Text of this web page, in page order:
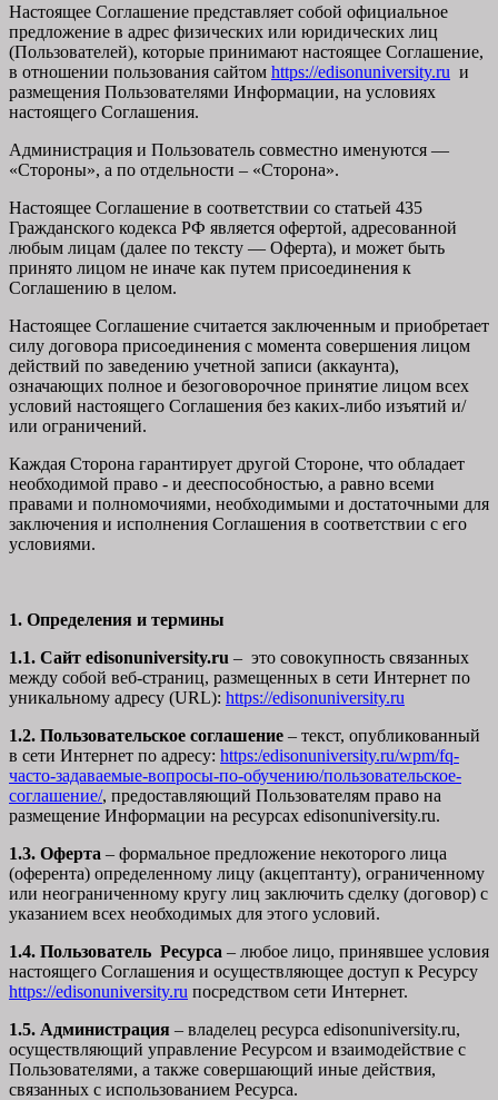
Настоящее Соглашение представляет собой официальное
предложение в адрес физических или юридических лиц
(Пользователей), которые принимают настоящее Соглашение,
в отношении пользования сайтом https://edisonuniversity.ru и
размещения Пользователями Информации, на условиях
настоящего Соглашения.
Администрация и Пользователь совместно именуются —
«Стороны», а по отдельности – «Сторона».
Настоящее Соглашение в соответствии со статьей 435
Гражданского кодекса РФ является офертой, адресованной
любым лицам (далее по тексту — Оферта), и может быть
принято лицом не иначе как путем присоединения к
Соглашению в целом.
Настоящее Соглашение считается заключенным и приобретает
силу договора присоединения с момента совершения лицом
действий по заведению учетной записи (аккаунта),
означающих полное и безоговорочное принятие лицом всех
условий настоящего Соглашения без каких-либо изъятий и/
или ограничений.
Каждая Сторона гарантирует другой Стороне, что обладает
необходимой право - и дееспособностью, а равно всеми
правами и полномочиями, необходимыми и достаточными для
заключения и исполнения Соглашения в соответствии с его
условиями.
1. Определения и термины
1.1. Сайт edisonuniversity.ru – это совокупность связанных
между собой веб-страниц, размещенных в сети Интернет по
уникальному адресу (URL): https://edisonuniversity.ru
1.2. Пользовательское соглашение – текст, опубликованный
в сети Интернет по адресу: https:/edisonuniversity.ru/wpm/fq-
часто-задаваемые-вопросы-по-обучению/пользовательское-
соглашение/, предоставляющий Пользователям право на
размещение Информации на ресурсах edisonuniversity.ru.
1.3. Оферта – формальное предложение некоторого лица
(оферента) определенному лицу (акцептанту), ограниченному
или неограниченному кругу лиц заключить сделку (договор) с
указанием всех необходимых для этого условий.
1.4. Пользователь Ресурса – любое лицо, принявшее условия
настоящего Соглашения и осуществляющее доступ к Ресурсу
https://edisonuniversity.ru посредством сети Интернет.
1.5. Администрация – владелец ресурса edisonuniversity.ru,
осуществляющий управление Ресурсом и взаимодействие с
Пользователями, а также совершающий иные действия,
связанных с использованием Ресурса.